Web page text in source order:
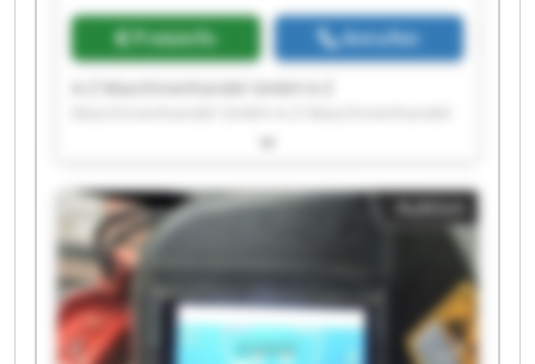
Preisinfo Anrufen
GmbH A-Z Maschinenhandel GmbH A-Z
GmbH A-Z Maschinenhandel GmbH A-Z
Maschinenhandel GmbH A-Z Maschinenhandel
GmbH A-Z Maschinenhandel GmbH A-Z
Maschinenhandel GmbH A-Z Maschinenhandel
GmbH A-Z Maschinenhandel GmbH A-Z
Maschinenhandel GmbH A-Z Maschinenhandel
GmbH A-Z Maschinenhandel GmbH A-Z